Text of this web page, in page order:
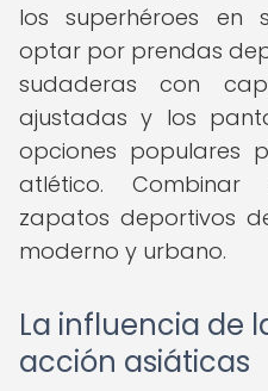
los superhéroes en
optar por prendas
sudaderas con
ajustadas y los
opciones populares
atlético.
zapatos deportivos
moderno y urbano.
La influencia de
acción asiáticas